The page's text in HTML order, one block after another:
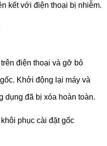
kết với điện thoại bị nhiễm.
điện thoại và gỡ bỏ
Khởi động lại máy và
dụng đã bị xóa hoàn toàn.
phục cài đặt gốc